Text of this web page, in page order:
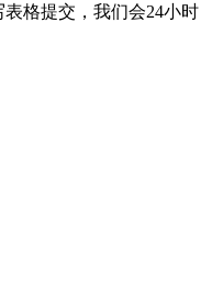
格提交，我们会24小时